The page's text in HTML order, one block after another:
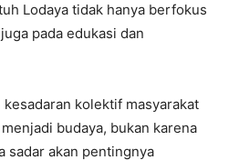
Lodaya tidak hanya berfokus
pada edukasi dan
kolektif masyarakat
budaya, bukan karena
sadar akan pentingnya